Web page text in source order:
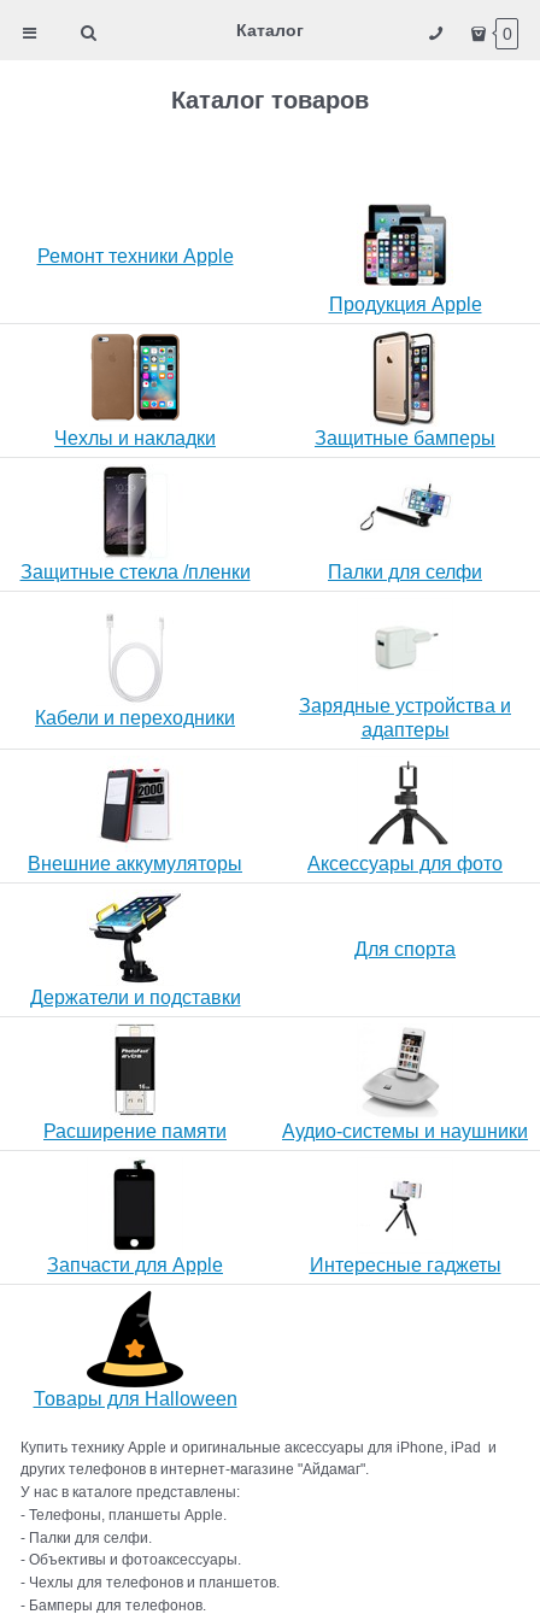
Каталог 0
Каталог товаров
Ремонт техники Apple
Продукция Apple
Чехлы и накладки Защитные бамперы
Защитные стекла /пленки Палки для селфи
Кабели и переходники
Зарядные устройства и
адаптеры
Внешние аккумуляторы Аксессуары для фото
Держатели и подставки
Для спорта
Расширение памяти Аудио-системы и наушники
Запчасти для Apple Интересные гаджеты
Товары для Halloween
Купить технику Apple и оригинальные аксессуары для iPhone, iPad и
других телефонов в интернет-магазине "Айдамаг".
У нас в каталоге представлены:
- Телефоны, планшеты Apple.
- Палки для селфи.
- Объективы и фотоаксессуары.
- Чехлы для телефонов и планшетов.
- Бамперы для телефонов.